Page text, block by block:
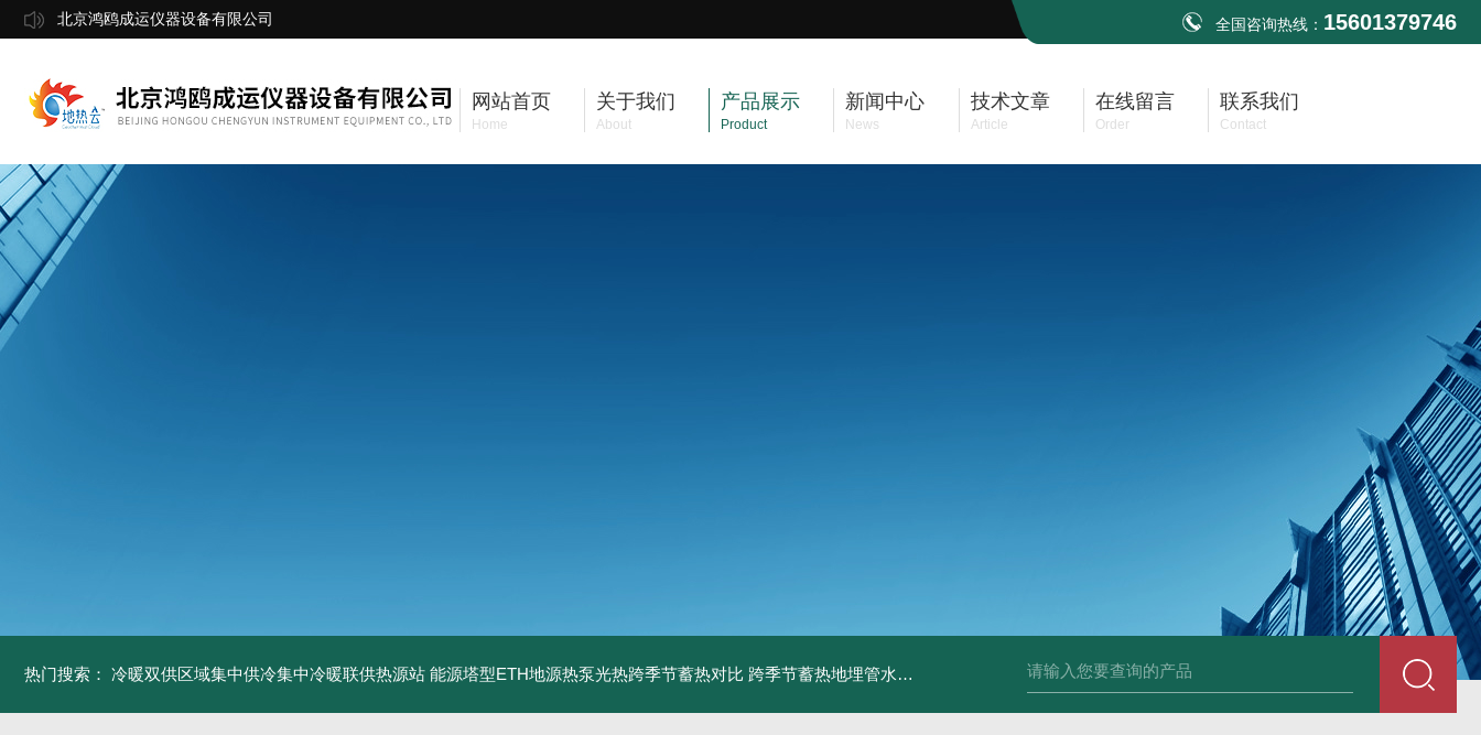
北京鸿鸥成运仪器设备有限公司 全国咨询热线： 15601379746
网站首页
Home
关于我们
About
产品展示
Product
新闻中心
News
技术文章
Article
在线留言
Order
联系我们
Contact
热门搜索： 冷暖双供区域集中供冷集中冷暖联供热源站 能源塔型ETH地源热泵光热跨季节蓄热对比 跨季节蓄热地埋管水池湖面储热技术研究对比 中深浅层地源热泵空调系统运行故障诊断修复 冷暖双